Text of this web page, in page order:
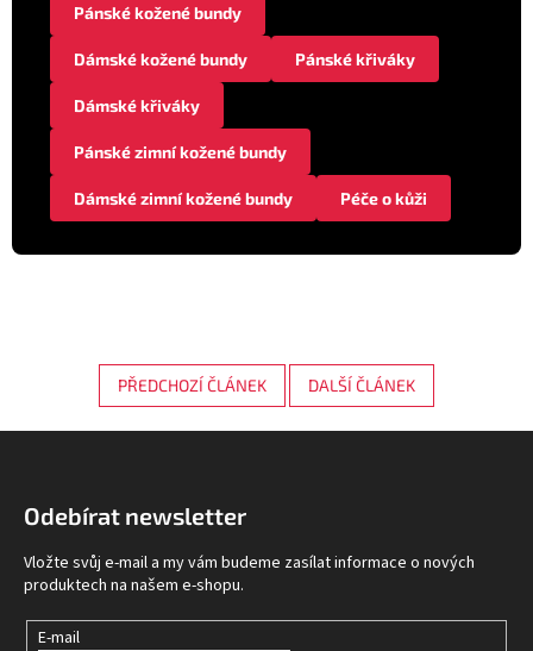
Pánské kožené bundy
Dámské kožené bundy Pánské křiváky
Dámské křiváky
Pánské zimní kožené bundy
Dámské zimní kožené bundy Péče o kůži
PŘEDCHOZÍ ČLÁNEK DALŠÍ ČLÁNEK
Odebírat newsletter
Vložte svůj e-mail a my vám budeme zasílat informace o nových
produktech na našem e-shopu.
E-mail